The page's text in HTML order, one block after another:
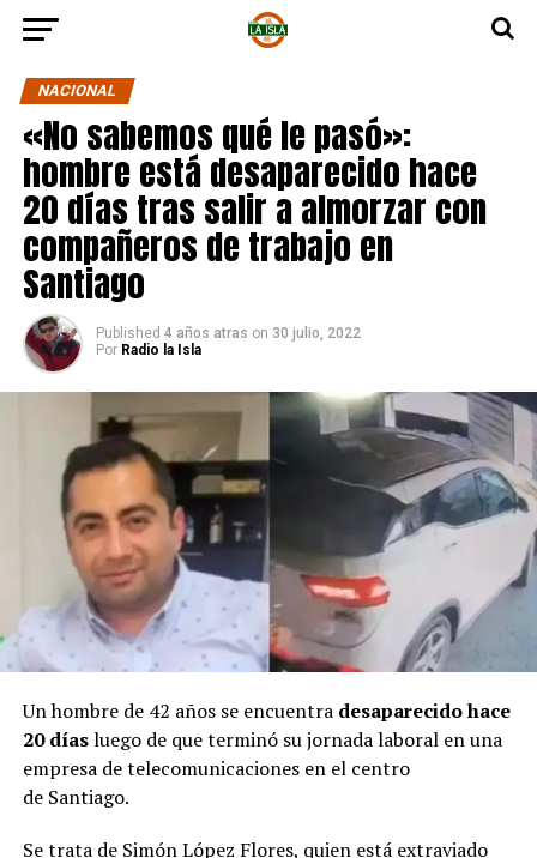
NACIONAL
«No sabemos qué le pasó»:
hombre está desaparecido hace
20 días tras salir a almorzar con
compañeros de trabajo en
Santiago
Published 4 años atras on 30 julio, 2022
Por Radio la Isla
Un hombre de 42 años se encuentra desaparecido hace
20 díasluego de que terminó su jornada laboral en una
empresa de telecomunicaciones en el centro
de Santiago.
Se trata de Simón López Flores, quien está extraviado